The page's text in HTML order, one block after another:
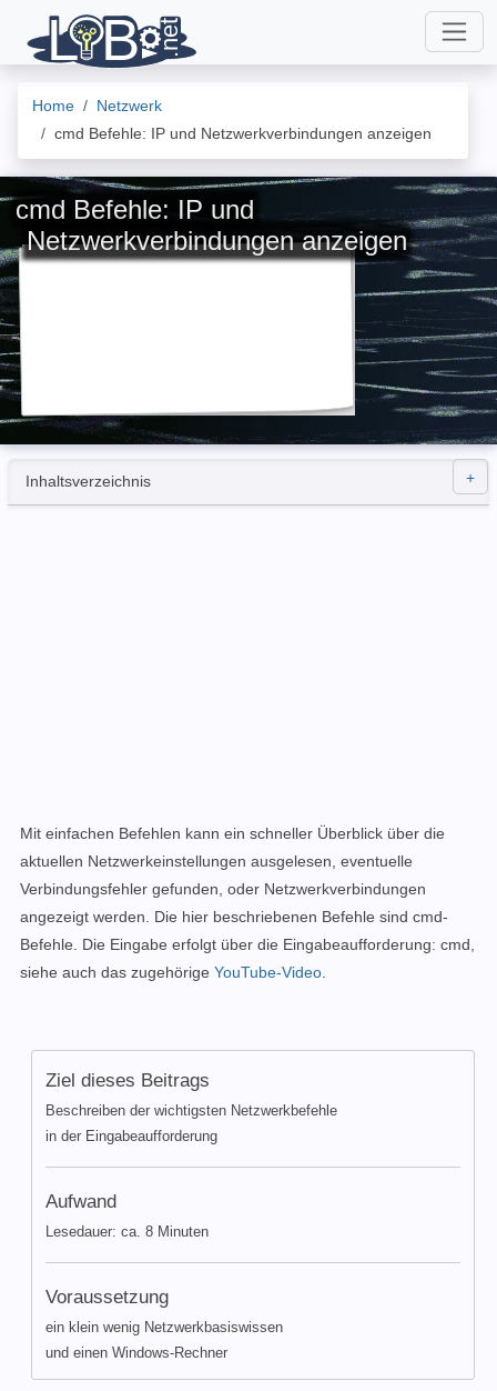
Home
Netzwerk
cmd Befehle: IP und Netzwerkverbindungen anzeigen
cmd Befehle: IP und
Netzwerkverbindungen anzeigen
Inhaltsverzeichnis
Mit einfachen Befehlen kann ein schneller Überblick über die
aktuellen Netzwerkeinstellungen ausgelesen, eventuelle
Verbindungsfehler gefunden, oder Netzwerkverbindungen
angezeigt werden. Die hier beschriebenen Befehle sind cmd-
Befehle. Die Eingabe erfolgt über die Eingabeaufforderung: cmd,
siehe auch das zugehörige YouTube-Video
Ziel dieses Beitrags
Beschreiben der wichtigsten Netzwerkbefehle
in der Eingabeaufforderung
Aufwand
Lesedauer: ca. 8 Minuten
Voraussetzung
ein klein wenig Netzwerkbasiswissen
und einen Windows-Rechner